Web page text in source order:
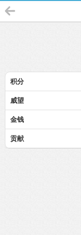
积分
威望
金钱
贡献